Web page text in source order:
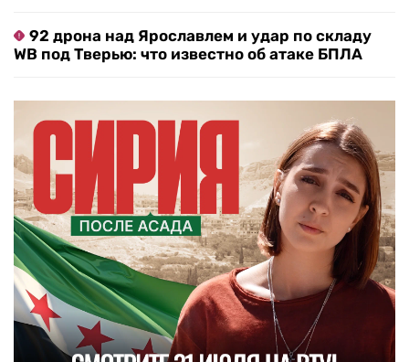
92 дрона над Ярославлем и удар по складу
WB под Тверью: что известно об атаке БПЛА